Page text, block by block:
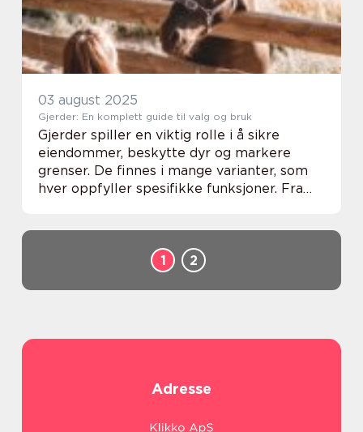
03 august 2025
Gjerder: En komplett guide til valg og bruk
Gjerder spiller en viktig rolle i å sikre
eiendommer, beskytte dyr og markere
grenser. De finnes i mange varianter, som
hver oppfyller spesifikke funksjoner. Fra
1 2
Adresse